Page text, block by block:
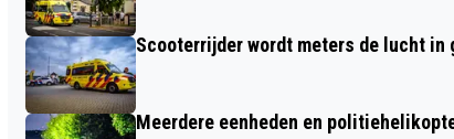
Scooterrijder wordt meters de lucht in
Meerdere eenheden en